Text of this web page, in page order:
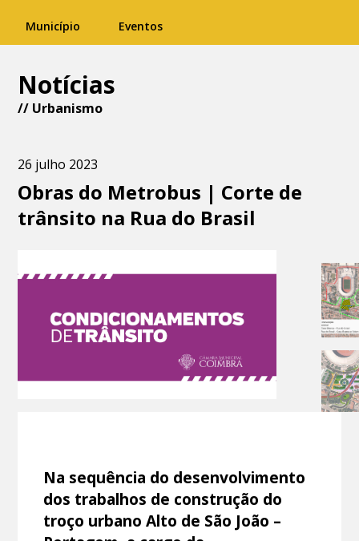
Município Eventos
Notícias
// Urbanismo
26 julho 2023
Obras do Metrobus | Corte de
trânsito na Rua do Brasil
Na sequência do desenvolvimento
dos trabalhos de construção do
troço urbano Alto de São João –